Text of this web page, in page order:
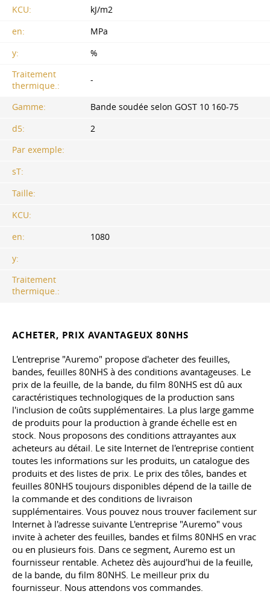
KCU:
kJ/m2
en:
MPa
y:
%
Traitement
thermique.:
-
Gamme:
Bande soudée selon GOST 10 160-75
d5:
2
Par exemple:
sT:
Taille:
KCU:
en:
1080
y:
Traitement
thermique.:
ACHETER, PRIX AVANTAGEUX 80NHS
L'entreprise "Auremo" propose d'acheter des feuilles,
bandes, feuilles 80NHS à des conditions avantageuses. Le
prix de la feuille, de la bande, du film 80NHS est dû aux
caractéristiques technologiques de la production sans
l'inclusion de coûts supplémentaires. La plus large gamme
de produits pour la production à grande échelle est en
stock. Nous proposons des conditions attrayantes aux
acheteurs au détail. Le site Internet de l'entreprise contient
toutes les informations sur les produits, un catalogue des
produits et des listes de prix. Le prix des tôles, bandes et
feuilles 80NHS toujours disponibles dépend de la taille de
la commande et des conditions de livraison
supplémentaires. Vous pouvez nous trouver facilement sur
Internet à l'adresse suivante L'entreprise "Auremo" vous
invite à acheter des feuilles, bandes et films 80NHS en vrac
ou en plusieurs fois. Dans ce segment, Auremo est un
fournisseur rentable. Achetez dès aujourd'hui de la feuille,
de la bande, du film 80NHS. Le meilleur prix du
fournisseur. Nous attendons vos commandes.